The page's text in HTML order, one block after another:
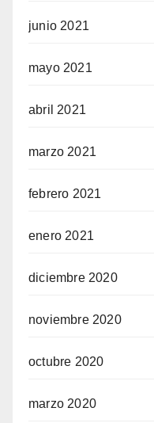
junio 2021
mayo 2021
abril 2021
marzo 2021
febrero 2021
enero 2021
diciembre 2020
noviembre 2020
octubre 2020
marzo 2020